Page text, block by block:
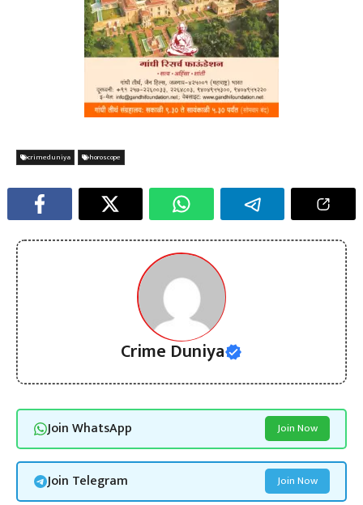
crimeduniya horoscope
Crime Duniya
Join WhatsApp Join Now
Join Telegram Join Now